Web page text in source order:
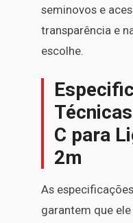
seminovos e
transparência e
escolhe.
C para
2m
As
garantem que